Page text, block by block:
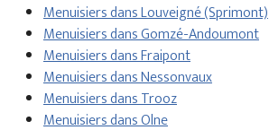
Menuisiers dans Louveigné (Sprimont)
Menuisiers dans Gomzé-Andoumont
Menuisiers dans Fraipont
Menuisiers dans Nessonvaux
Menuisiers dans Trooz
Menuisiers dans Olne